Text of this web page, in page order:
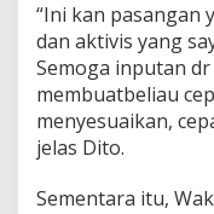
“Ini kan pasangan
dan aktivis yang
Semoga inputan
membuatbeliau
menyesuaikan,
jelas Dito.
Sementara itu,